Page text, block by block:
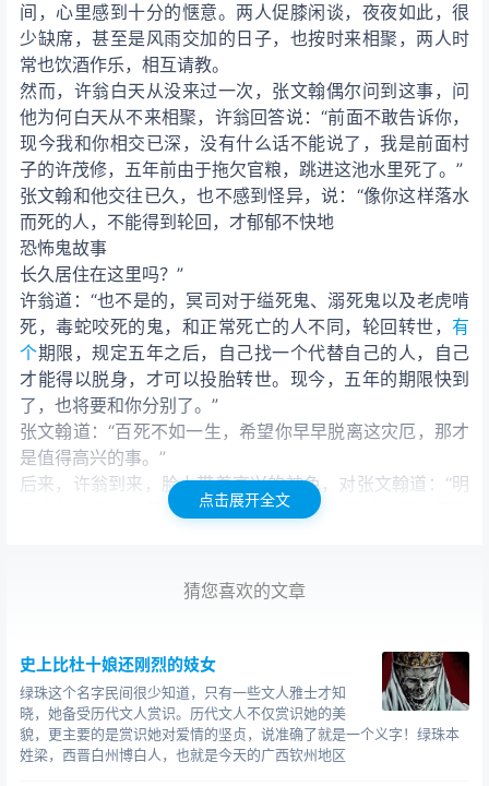
间，心里感到十分的惬意。两人促膝闲谈，夜夜如此，很
少缺席，甚至是风雨交加的日子，也按时来相聚，两人时
常也饮酒作乐，相互请教。
然而，许翁白天从没来过一次，张文翰偶尔问到这事，问
他为何白天从不来相聚，许翁回答说：“前面不敢告诉你，
现今我和你相交已深，没有什么话不能说了，我是前面村
子的许茂修，五年前由于拖欠官粮，跳进这池水里死了。”
张文翰和他交往已久，也不感到怪异，说：“像你这样落水
而死的人，不能得到轮回，才郁郁不快地
恐怖鬼故事
长久居住在这里吗？”
许翁道：“也不是的，冥司对于缢死鬼、溺死鬼以及老虎啃
死，毒蛇咬死的鬼，和正常死亡的人不同，轮回转世， 有
个期限，规定五年之后，自己找一个代替自己的人，自己
才能得以脱身，才可以投胎转世。现今，五年的期限快到
了，也将要和你分别了。”
张文翰道：“百死不如一生，希望你早早脱离这灾厄，那才
是值得高兴的事。”
后来，许翁到来，脸上带着高兴的神色，对张文翰道：“明
天中午，有一个男子来这里打水，绳子会断掉，桶会沉到
第二天，张文翰在庙里时时注意外面的动静，果然有男子
来打水，绳子果然也断了，桶果然也下沉到水里去了，那
男子果然也下去找桶，一会儿，他却提张文翰以为许翁弄
错了，等到了晚上，许翁到来，对张文翰说：“我不忍心这
点击展开全文
猜您喜欢的文章
史上比杜十娘还刚烈的妓女
绿珠这个名字民间很少知道，只有一些文人雅士才知
晓，她备受历代文人赏识。历代文人不仅赏识她的美
貌，更主要的是赏识她对爱情的坚贞，说准确了就是一个义字！绿珠本
姓梁，西晋白州博白人，也就是今天的广西钦州地区